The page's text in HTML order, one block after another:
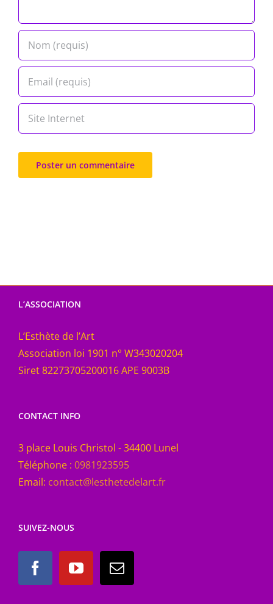
L’ASSOCIATION
L’Esthète de l’Art
Association loi 1901 n° W343020204
Siret 82273705200016 APE 9003B
CONTACT INFO
3 place Louis Christol - 34400 Lunel
Téléphone : 0981923595
Email: contact@lesthetedelart.fr
SUIVEZ-NOUS